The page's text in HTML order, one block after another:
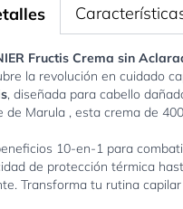
image
View larger image
View
Fructis Crema sin
la revolución en cuidado
, diseñada para cabello
de Marula , esta crema de
10-en-1 para
de protección térmica
Transforma tu rutina